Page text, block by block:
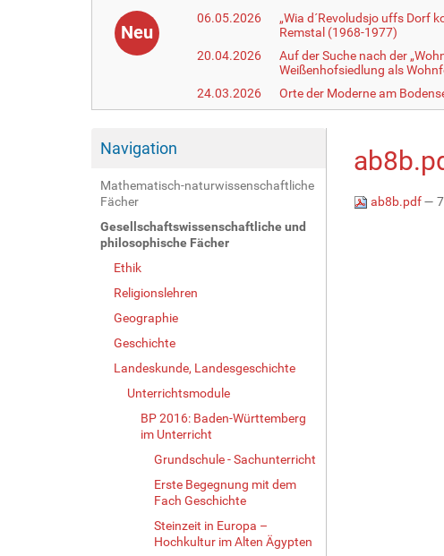
Neu
06.05.2026
„Wia d´Revoludsjo uffs Dorf
Remstal (1968-1977)
20.04.2026
Auf der Suche nach der
Weißenhofsiedlung als
24.03.2026
Orte der Moderne am
Navigation
Mathematisch-naturwissenschaftliche
Fächer
Gesellschaftswissenschaftliche und
philosophische Fächer
Ethik
Religionslehren
Geographie
Geschichte
Landeskunde, Landesgeschichte
Unterrichtsmodule
BP 2016: Baden-Württemberg
im Unterricht
Grundschule - Sachunterricht
Erste Begegnung mit dem
Fach Geschichte
Steinzeit in Europa –
Hochkultur im Alten Ägypten
ab8b.pdf—